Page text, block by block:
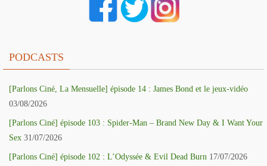
PODCASTS
[Parlons Ciné, La Mensuelle] épisode 14 : James Bond et le jeux-vidéo
03/08/2026
[Parlons Ciné] épisode 103 : Spider-Man – Brand New Day & I Want Your
Sex 31/07/2026
[Parlons Ciné] épisode 102 : L’Odyssée & Evil Dead Burn 17/07/2026